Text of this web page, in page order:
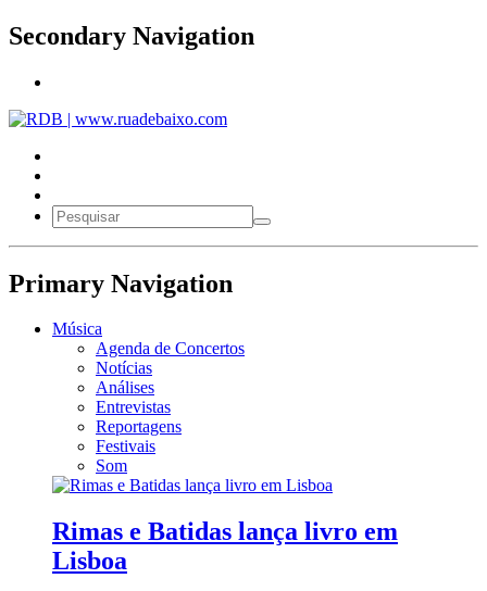
Secondary Navigation
Primary Navigation
Música
Agenda de Concertos
Notícias
Análises
Entrevistas
Reportagens
Festivais
Som
Rimas e Batidas lança livro em
Lisboa